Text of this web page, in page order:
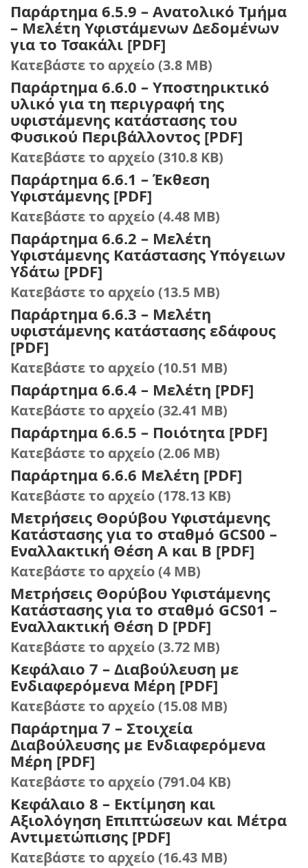
Παράρτημα 6.5.9 – Ανατολικό Τμήμα
– Μελέτη Υφιστάμενων Δεδομένων
για το Τσακάλι [PDF]
Κατεβάστε το αρχείο (3.8 MB)
Παράρτημα 6.6.0 – Υποστηρικτικό
υλικό για τη περιγραφή της
υφιστάμενης κατάστασης του
Φυσικού Περιβάλλοντος [PDF]
Κατεβάστε το αρχείο (310.8 KB)
Παράρτημα 6.6.1 – Έκθεση
Υφιστάμενης [PDF]
Κατεβάστε το αρχείο (4.48 MB)
Παράρτημα 6.6.2 – Μελέτη
Υφιστάμενης Κατάστασης Υπόγειων
Υδάτω [PDF]
Κατεβάστε το αρχείο (13.5 MB)
Παράρτημα 6.6.3 – Μελέτη
υφιστάμενης κατάστασης εδάφους
[PDF]
Κατεβάστε το αρχείο (10.51 MB)
Παράρτημα 6.6.4 – Μελέτη [PDF]
Κατεβάστε το αρχείο (32.41 MB)
Παράρτημα 6.6.5 – Ποιότητα [PDF]
Κατεβάστε το αρχείο (2.06 MB)
Παράρτημα 6.6.6 Μελέτη [PDF]
Κατεβάστε το αρχείο (178.13 KB)
Μετρήσεις Θορύβου Υφιστάμενης
Κατάστασης για το σταθμό GCS00 –
Εναλλακτική Θέση Α και Β [PDF]
Κατεβάστε το αρχείο (4 MB)
Μετρήσεις Θορύβου Υφιστάμενης
Κατάστασης για το σταθμό GCS01 –
Εναλλακτική Θέση D [PDF]
Κατεβάστε το αρχείο (3.72 MB)
Κεφάλαιο 7 – Διαβούλευση με
Ενδιαφερόμενα Μέρη [PDF]
Κατεβάστε το αρχείο (15.08 MB)
Παράρτημα 7 – Στοιχεία
Διαβούλευσης με Ενδιαφερόμενα
Μέρη [PDF]
Κατεβάστε το αρχείο (791.04 KB)
Κεφάλαιο 8 – Εκτίμηση και
Αξιολόγηση Επιπτώσεων και Μέτρα
Αντιμετώπισης [PDF]
Κατεβάστε το αρχείο (16.43 MB)